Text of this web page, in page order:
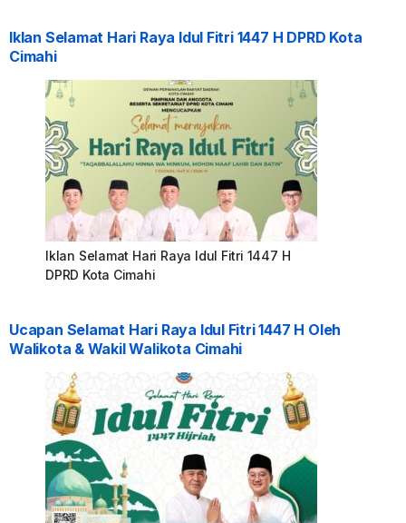
Iklan Selamat Hari Raya Idul Fitri 1447 H DPRD Kota
Cimahi
Iklan Selamat Hari Raya Idul Fitri 1447 H
DPRD Kota Cimahi
Ucapan Selamat Hari Raya Idul Fitri 1447 H Oleh
Walikota & Wakil Walikota Cimahi